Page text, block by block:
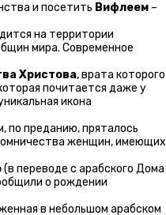
и посетить Вифлеем –
на территории
мира. Современное
Христова, врата которого
почитается даже у
икона
по преданию, пряталось
женщин, имеющих
(в переводе с арабского Дома
о рождении
в небольшом арабском